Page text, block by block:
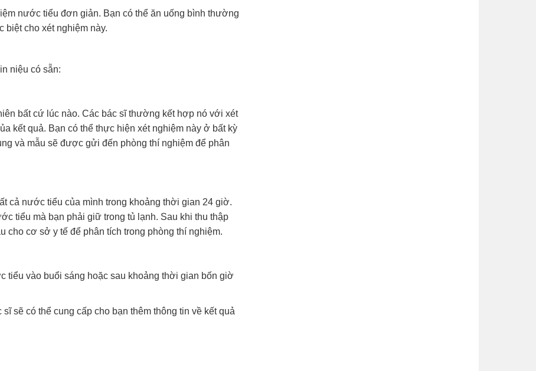
nước tiểu đơn giản. Bạn có thể ăn uống bình thường
biệt cho xét nghiệm này.
niệu có sẵn:
bất cứ lúc nào. Các bác sĩ thường kết hợp nó với xét
kết quả. Bạn có thể thực hiện xét nghiệm này ở bất kỳ
và mẫu sẽ được gửi đến phòng thí nghiệm để phân
cả nước tiểu của mình trong khoảng thời gian 24 giờ.
tiểu mà bạn phải giữ trong tủ lạnh. Sau khi thu thập
cho cơ sở y tế để phân tích trong phòng thí nghiệm.
tiểu vào buổi sáng hoặc sau khoảng thời gian bốn giờ
sẽ có thể cung cấp cho bạn thêm thông tin về kết quả